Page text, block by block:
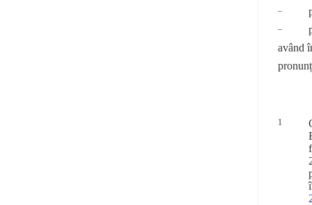
–
–
având
1